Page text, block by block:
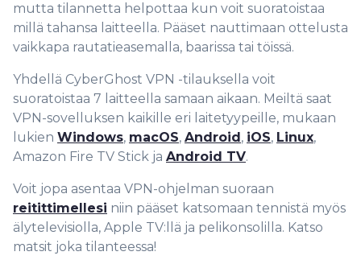
mutta tilannetta helpottaa kun voit suoratoistaa
millä tahansa laitteella. Pääset nauttimaan ottelusta
vaikkapa rautatieasemalla, baarissa tai töissä.
Yhdellä CyberGhost VPN -tilauksella voit
suoratoistaa 7 laitteella samaan aikaan. Meiltä saat
VPN-sovelluksen kaikille eri laitetyypeille, mukaan
lukien Windows, macOS, Android , iOS, Linux,
Amazon Fire TV Stick ja Android TV.
Voit jopa asentaa VPN-ohjelman suoraan
reitittimellesi niin pääset katsomaan tennistä myös
älytelevisiolla, Apple TV:llä ja pelikonsolilla. Katso
matsit joka tilanteessa!